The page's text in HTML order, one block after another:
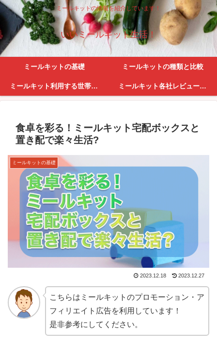
ミールキットの情報を紹介しています！
いいミールキット生活！
ミールキットの基礎 ミールキットの種類と比較
ミールキット利用する世帯・利便性 ミールキット各社レビューとサービス紹介
食卓を彩る！ミールキット宅配ボックスと
置き配で楽々生活?
ミールキットの基礎
2023.12.18 2023.12.27
こちらはミールキットのプロモーション・ア
フィリエイト広告を利用しています！
是非参考にしてください。